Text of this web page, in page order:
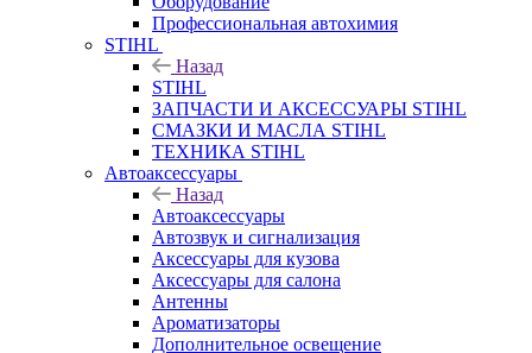
Профессиональная автохимия
STIHL
Назад
STIHL
ЗАПЧАСТИ И АКСЕССУАРЫ STIHL
СМАЗКИ И МАСЛА STIHL
ТЕХНИКА STIHL
Автоаксессуары
Назад
Автоаксессуары
Автозвук и сигнализация
Аксессуары для кузова
Аксессуары для салона
Антенны
Ароматизаторы
Дополнительное освещение